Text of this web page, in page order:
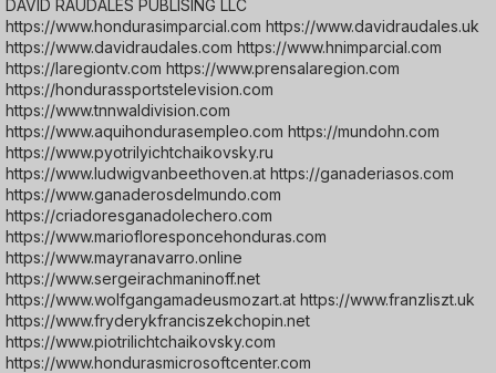
DAVID RAUDALES PUBLISING LLC
https://www.hondurasimparcial.com https://www.davidraudales.uk
https://www.davidraudales.com https://www.hnimparcial.com
https://laregiontv.com https://www.prensalaregion.com
https://hondurassportstelevision.com
https://www.tnnwaldivision.com
https://www.aquihondurasempleo.com https://mundohn.com
https://www.pyotrilyichtchaikovsky.ru
https://www.ludwigvanbeethoven.at https://ganaderiasos.com
https://www.ganaderosdelmundo.com
https://criadoresganadolechero.com
https://www.mariofloresponcehonduras.com
https://www.mayranavarro.online
https://www.sergeirachmaninoff.net
https://www.wolfgangamadeusmozart.at https://www.franzliszt.uk
https://www.fryderykfranciszekchopin.net
https://www.piotrilichtchaikovsky.com
https://www.hondurasmicrosoftcenter.com